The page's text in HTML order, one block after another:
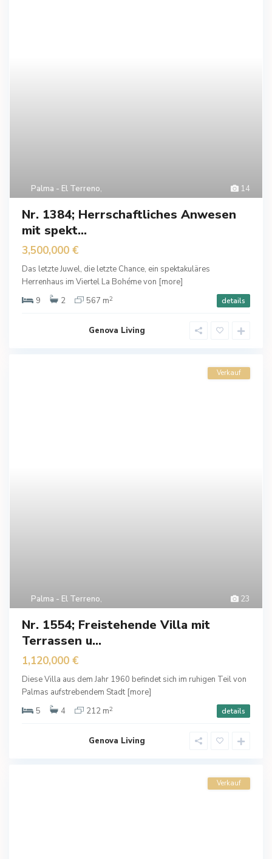
14
Palma - El Terreno,
Nr. 1384; Herrschaftliches Anwesen
mit spekt...
3,500,000 €
Das letzte Juwel, die letzte Chance, ein spektakuläres
Herrenhaus im Viertel La Bohéme von [more]
9
2 567 m2 details
Genova Living
23
Palma - El Terreno,
Verkauf
Nr. 1554; Freistehende Villa mit
Terrassen u...
1,120,000 €
Diese Villa aus dem Jahr 1960 befindet sich im ruhigen Teil von
Palmas aufstrebendem Stadt [more]
5
4 212 m2 details
Genova Living
Verkauf